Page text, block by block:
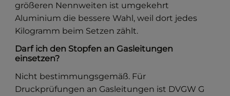
größeren Nennweiten ist umgekehrt
Aluminium die bessere Wahl, weil dort jedes
Kilogramm beim Setzen zählt.
Darf ich den Stopfen an Gasleitungen
einsetzen?
Nicht bestimmungsgemäß. Für
Druckprüfungen an Gasleitungen ist DVGW G